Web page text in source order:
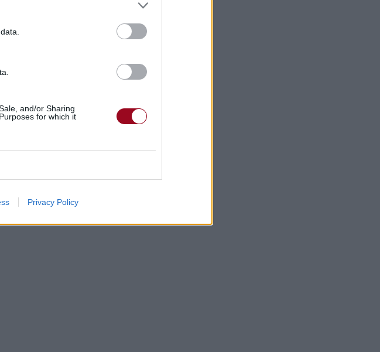
and/or Sharing
for which it
Privacy Policy